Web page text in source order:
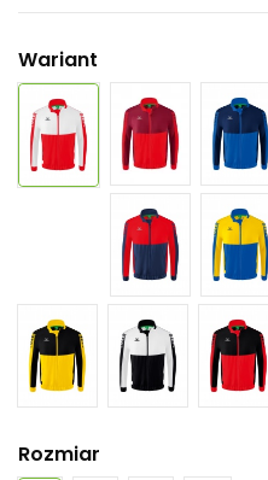
Wariant
Rozmiar